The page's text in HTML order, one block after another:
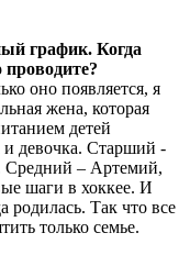
график. Когда
проводите?
оно появляется, я
жена, которая
детей
и девочка. Старший -
Средний – Артемий,
шаги в хоккее. И
родилась. Так что все
только семье.